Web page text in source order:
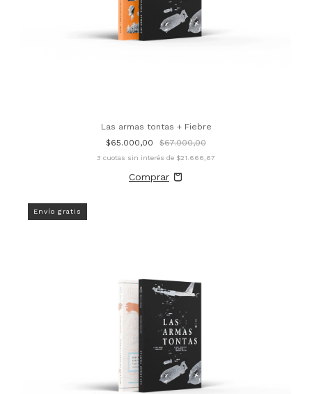
Las armas tontas + Fiebre
$65.000,00
$67.000,00
3 cuotas sin interés de $21.666,67
Envío gratis